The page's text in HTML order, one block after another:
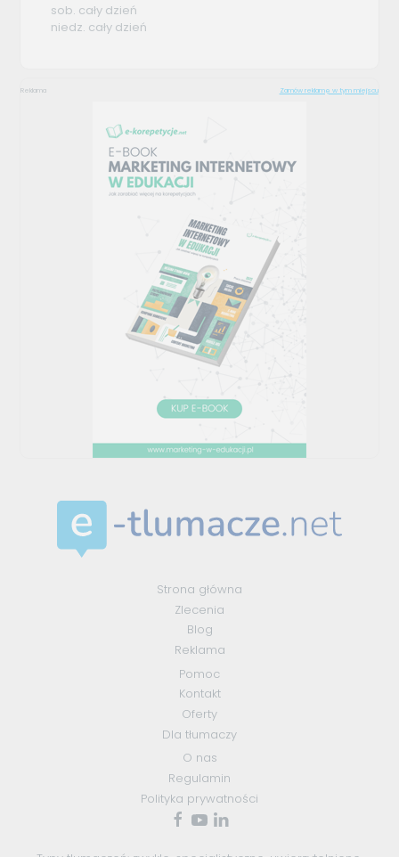
sob. cały dzień
niedz. cały dzień
Reklama Zamów reklamę w tym miejscu
Strona główna
Zlecenia
Blog
Reklama
Pomoc
Kontakt
Oferty
Dla tłumaczy
O nas
Regulamin
Polityka prywatności